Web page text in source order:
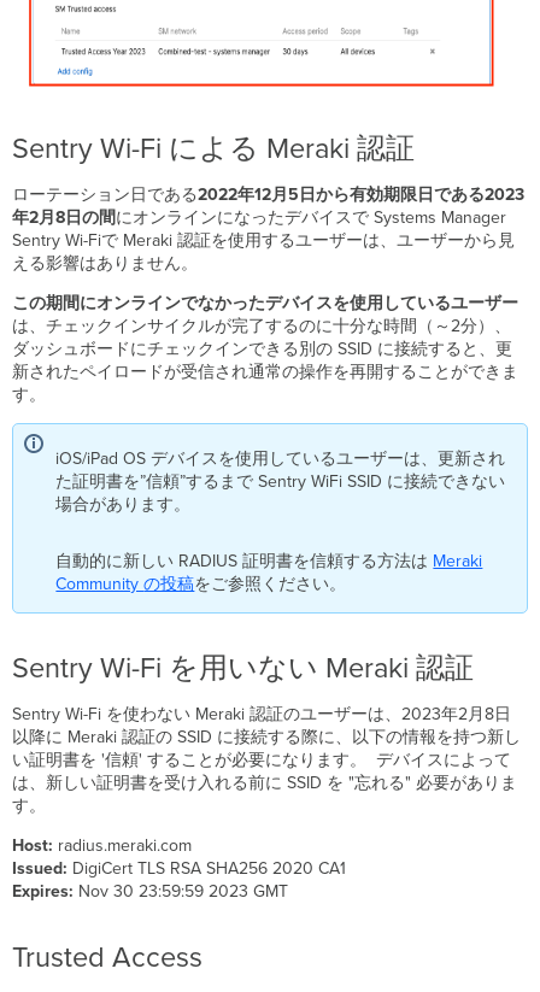
Sentry Wi-Fi による Meraki 認証
ローテーション日である2022年12月5日から有効期限日である2023
年2月8日の間にオンラインになったデバイスで Systems Manager
Sentry Wi-Fiで Meraki 認証を使用するユーザーは、ユーザーから見
える影響はありません。
この期間にオンラインでなかったデバイスを使用しているユーザー
は、チェックインサイクルが完了するのに十分な時間（～2分）、
ダッシュボードにチェックインできる別の SSID に接続すると、更
新されたペイロードが受信され通常の操作を再開することができま
す。
iOS/iPad OS デバイスを使用しているユーザーは、更新され
た証明書を”信頼”するまで Sentry WiFi SSID に接続できない
場合があります。
自動的に新しい RADIUS 証明書を信頼する方法は Meraki
Communityの投稿をご参照ください。
Sentry Wi-Fi を用いない Meraki 認証
Sentry Wi-Fi を使わない Meraki 認証のユーザーは、2023年2月8日
以降に Meraki 認証の SSID に接続する際に、以下の情報を持つ新し
い証明書を '信頼' することが必要になります。 デバイスによって
は、新しい証明書を受け入れる前に SSID を "忘れる" 必要がありま
す。
Host: radius.meraki.com
Issued: DigiCert TLS RSA SHA256 2020 CA1
Expires: Nov 30 23:59:59 2023 GMT
Trusted Access